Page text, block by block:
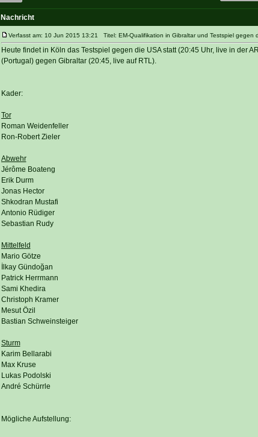
Nachricht
Verfasst am: 10 Jun 2015 13:21 Titel: EM-Qualifikation in Gibraltar und Testspiel gegen
Heute findet in Köln das Testspiel gegen die USA statt (20:45 Uhr, live in der
(Portugal) gegen Gibraltar (20:45, live auf RTL).
Kader:
Tor
Roman Weidenfeller
Ron-Robert Zieler
Abwehr
Jérôme Boateng
Erik Durm
Jonas Hector
Shkodran Mustafi
Antonio Rüdiger
Sebastian Rudy
Mittelfeld
Mario Götze
İlkay Gündoğan
Patrick Herrmann
Sami Khedira
Christoph Kramer
Mesut Özil
Bastian Schweinsteiger
Sturm
Karim Bellarabi
Max Kruse
Lukas Podolski
André Schürrle
Mögliche Aufstellung: